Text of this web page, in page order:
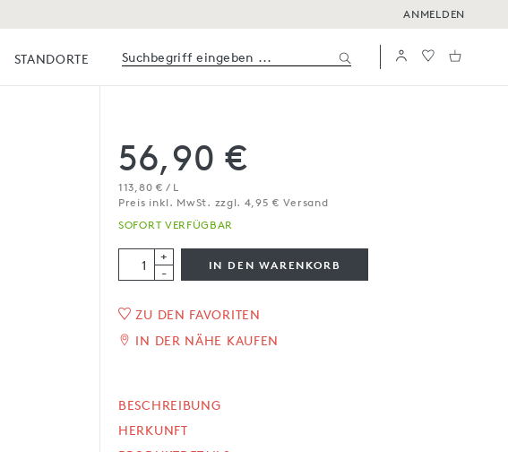
ANMELDEN
STANDORTE
Natives Olivenöl extra
500 ml
SOFORT VERFÜGBAR
SOFORT VERFÜGBAR
56,90 €
113,80 € / L
Preis inkl. MwSt. zzgl. 4,95 € Versand
+
-
IN DEN WARENKORB
ZU DEN FAVORITEN
IN DER NÄHE KAUFEN
BESCHREIBUNG
HERKUNFT